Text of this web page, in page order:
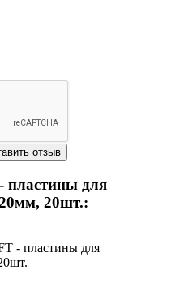
пластины для
20шт.:
- пластины для